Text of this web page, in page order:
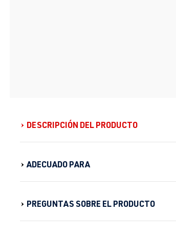
DESCRIPCIÓN DEL PRODUCTO
ADECUADO PARA
PREGUNTAS SOBRE EL PRODUCTO